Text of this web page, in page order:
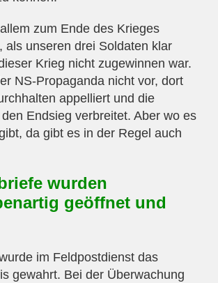
zum Ende des Krieges
als unseren drei Soldaten klar
Krieg nicht zugewinnen war.
NS-Propaganda nicht vor, dort
appelliert und die
Endsieg verbreitet. Aber wo es
da gibt es in der Regel auch
wurden
geöffnet und
im Feldpostdienst das
gewahrt. Bei der Überwachung